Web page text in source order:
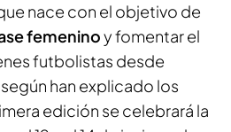
nace con el objetivo de
femeninoy fomentar el
futbolistas desde
han explicado los
edición se celebrará la